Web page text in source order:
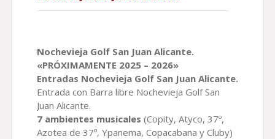
Nochevieja Golf San Juan Alicante.
«PRÓXIMAMENTE 2025 – 2026»
Entradas Nochevieja Golf San Juan Alicante.
Entrada con Barra libre Nochevieja Golf San
Juan Alicante.
7 ambientes musicales (Copity, Atyco, 37º,
Azotea de 37º, Ypanema, Copacabana y Cluby)